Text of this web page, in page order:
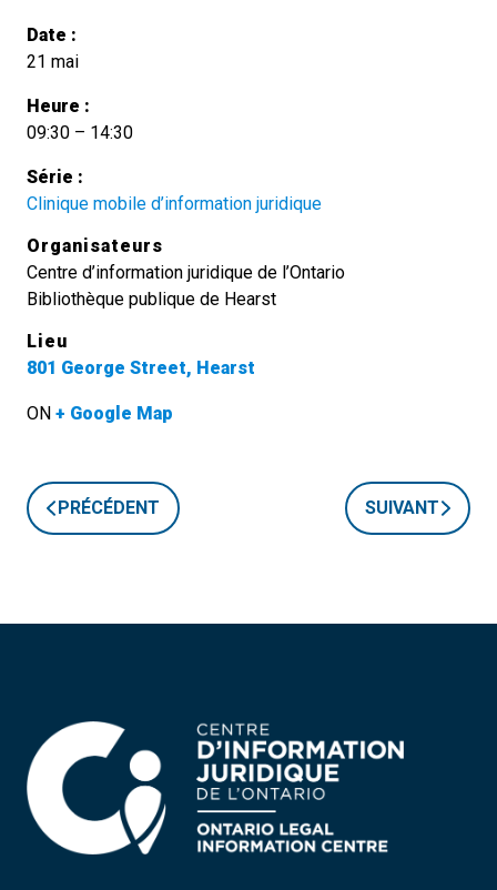
Date :
21 mai
Heure :
09:30 – 14:30
Série :
Clinique mobile d’information juridique
Lieu
801 George Street, Hearst
ON + Google Map
Organisateurs
Centre d’information juridique de l’Ontario
Bibliothèque publique de Hearst
PRÉCÉDENT SUIVANT